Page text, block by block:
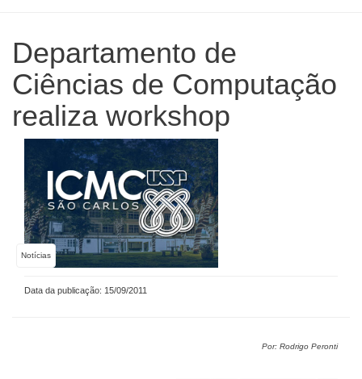
Departamento de
Ciências de Computação
realiza workshop
Notícias
Data da publicação: 15/09/2011
Por: Rodrigo Peronti